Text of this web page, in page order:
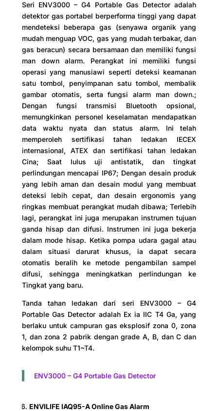
Seri ENV3000 – G4 Portable Gas Detector adalah
detektor gas portabel berperforma tinggi yang dapat
mendeteksi beberapa gas (senyawa organik yang
mudah menguap VOC, gas yang mudah terbakar, dan
gas beracun) secara bersamaan dan memiliki fungsi
man down alarm. Perangkat ini memiliki fungsi
operasi yang manusiawi seperti deteksi keamanan
satu tombol, penyimpanan satu tombol, membalik
gambar otomatis, serta fungsi alarm man down.;
Dengan fungsi transmisi Bluetooth opsional,
memungkinkan personel keselamatan mendapatkan
data waktu nyata dan status alarm. Ini telah
memperoleh sertifikasi tahan ledakan IECEX
internasional, ATEX dan sertifikasi tahan ledakan
Cina; Saat lulus uji antistatik, dan tingkat
perlindungan mencapai IP67; Dengan desain produk
yang lebih aman dan desain modul yang membuat
deteksi lebih cepat, dan desain ergonomis yang
ringkas membuat perangkat mudah dibawa; Terlebih
lagi, perangkat ini juga merupakan instrumen tujuan
ganda hisap dan difusi. Instrumen ini juga bekerja
dalam mode hisap. Ketika pompa udara gagal atau
dalam situasi darurat khusus, ia dapat secara
otomatis beralih ke metode pengambilan sampel
difusi, sehingga meningkatkan perlindungan ke
Tingkat yang baru.
Tanda tahan ledakan dari seri ENV3000 – G4
Portable Gas Detector adalah Ex ia IIC T4 Ga, yang
berlaku untuk campuran gas eksplosif zona 0, zona
1, dan zona 2 pabrik dengan grade A, B, dan C dan
kelompok suhu T1~T4.
ENV3000 – G4 Portable Gas Detector
ENVILIFE IAQ95-A Online Gas Alarm